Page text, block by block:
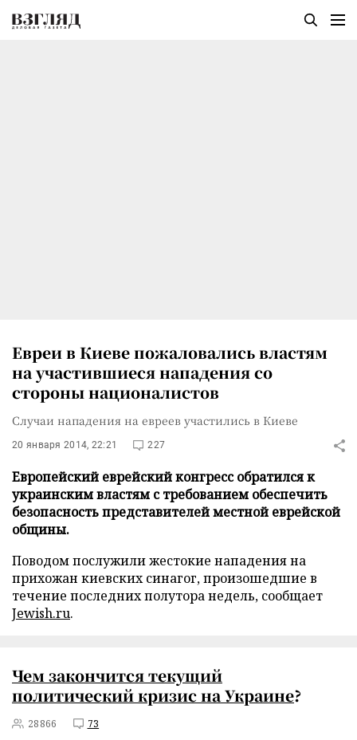
Евреи в Киеве пожаловались властям
на участившиеся нападения со
стороны националистов
Случаи нападения на евреев участились в Киеве
20 января 2014, 22:21 227
Европейский еврейский конгресс обратился к
украинским властям с требованием обеспечить
безопасность представителей местной еврейской
общины.
Поводом послужили жестокие нападения на
прихожан киевских синагог, произошедшие в
течение последних полутора недель, сообщает
Jewish.ru.
Чем закончится текущий
политический кризис на Украине?
28866 73